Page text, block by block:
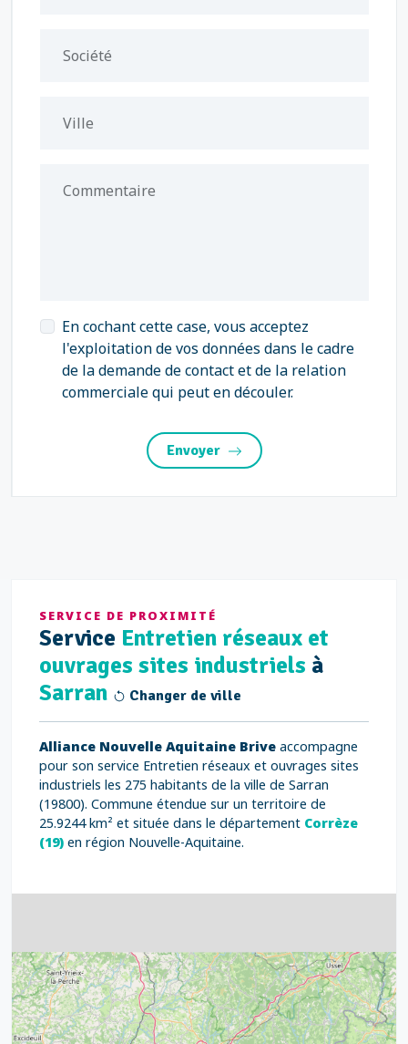
Société
Ville
Commentaire
En cochant cette case, vous acceptez
l'exploitation de vos données dans le cadre
de la demande de contact et de la relation
commerciale qui peut en découler.
Envoyer
SERVICE DE PROXIMITÉ
Service Entretien réseaux et
ouvrages sites industriels à
Sarran
Changer de ville
Alliance Nouvelle Aquitaine Brive accompagne
pour son service Entretien réseaux et ouvrages sites
industriels les 275 habitants de la ville de Sarran
(19800). Commune étendue sur un territoire de
25.9244 km² et située dans le département Corrèze
(19) en région Nouvelle-Aquitaine.
4
32